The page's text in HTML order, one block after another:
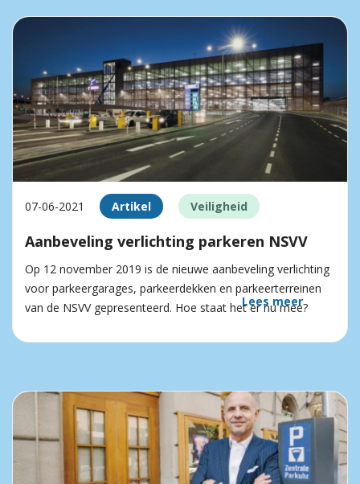
07-06-2021 Artikel Veiligheid
Aanbeveling verlichting parkeren NSVV
Op 12 november 2019 is de nieuwe aanbeveling verlichting
voor parkeergarages, parkeerdekken en parkeerterreinen
van de NSVV gepresenteerd. Hoe staat het er nu mee?
Lees meer